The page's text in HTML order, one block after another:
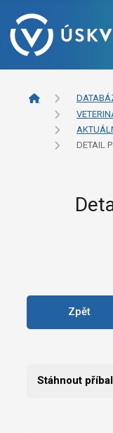
DETAIL
Zpět
Stáhnout